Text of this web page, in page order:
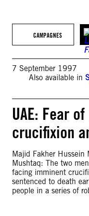
CAMPAGNES
7 September 1997
Also available in
UAE: Fear
crucifixion
Majid Fakher Hussein
Mushtaq: The two
facing imminent
sentenced to death
people in a series of